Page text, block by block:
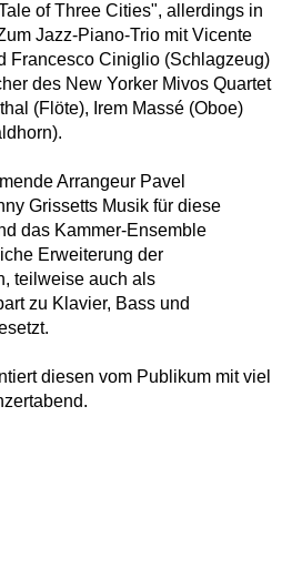
of Three Cities", allerdings in
Jazz-Piano-Trio mit Vicente
Francesco Ciniglio (Schlagzeug)
des New Yorker Mivos Quartet
(Flöte), Irem Massé (Oboe)
Arrangeur Pavel
Grissetts Musik für diese
das Kammer-Ensemble
Erweiterung der
teilweise auch als
zu Klavier, Bass und
diesen vom Publikum mit viel